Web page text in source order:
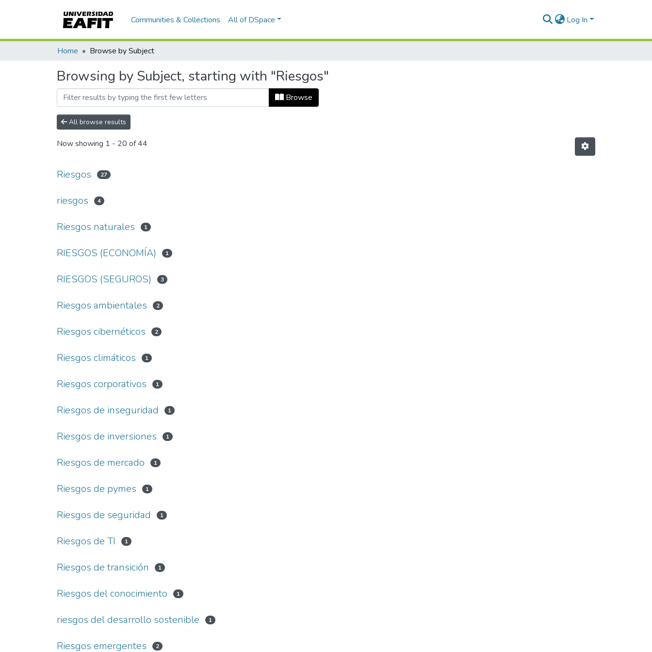
Communities & Collections All of DSpace Log In
Home Browse by Subject
Browsing by Subject, starting with "Riesgos"
Browse
All browse results
Now showing 1 - 20 of 44
Riesgos 27
riesgos 4
Riesgos naturales 1
RIESGOS (ECONOMÍA) 1
RIESGOS (SEGUROS) 3
Riesgos ambientales 2
Riesgos cibernéticos 2
Riesgos climáticos 1
Riesgos corporativos 1
Riesgos de inseguridad 1
Riesgos de inversiones 1
Riesgos de mercado 1
Riesgos de pymes 1
Riesgos de seguridad 1
Riesgos de TI 1
Riesgos de transición 1
Riesgos del conocimiento 1
riesgos del desarrollo sostenible 1
Riesgos emergentes 2